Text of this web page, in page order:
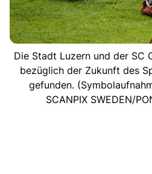
Die Stadt Luzern und der SC
bezüglich der Zukunft des
gefunden.
SCANPIX SWEDEN/